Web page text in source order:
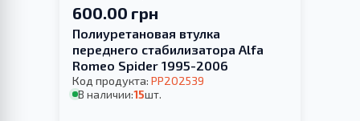
600.00 грн
Полиуретановая втулка
переднего стабилизатора Alfa
Romeo Spider 1995-2006
Код продукта: PP202539
В наличии:15шт.